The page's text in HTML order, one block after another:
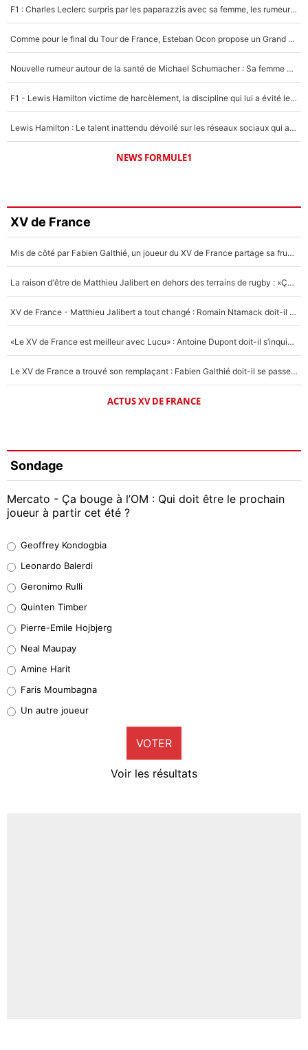
F1 : Charles Leclerc surpris par les paparazzis avec sa femme, les rumeurs étaient vraies !
Comme pour le final du Tour de France, Esteban Ocon propose un Grand Prix de Formule 1 à Paris : «Autour de l’Arc de Triomphe, ce serait génial» !
Nouvelle rumeur autour de la santé de Michael Schumacher : Sa femme Corinna sort du silence
F1 - Lewis Hamilton victime de harcèlement, la discipline qui lui a évité le pire : «J'aurais probablement mal tourné»
Lewis Hamilton : Le talent inattendu dévoilé sur les réseaux sociaux qui a impressionné Kim Kardashian pendant leurs vacances en amoureux !
NEWS FORMULE1
XV de France
Mis de côté par Fabien Galthié, un joueur du XV de France partage sa frustration : «ils ne me l’ont pas dit tout de suite»
La raison d'être de Matthieu Jalibert en dehors des terrains de rugby : «Ça m'atteint autant que si tu touches à un membre de ma famille»
XV de France - Matthieu Jalibert a tout changé : Romain Ntamack doit-il s’inquiéter pour sa place à un an de la Coupe du monde ?
«Le XV de France est meilleur avec Lucu» : Antoine Dupont doit-il s’inquiéter pour sa place ?
Le XV de France a trouvé son remplaçant : Fabien Galthié doit-il se passer d'Antoine Dupont ?
ACTUS XV DE FRANCE
Sondage
Mercato - Ça bouge à l’OM : Qui doit être le prochain
joueur à partir cet été ?
38%
32%
4%
1%
9%
Geoffrey Kondogbia
Leonardo Balerdi
Geronimo Rulli
Quinten Timber
Pierre-Emile Hojbjerg
Neal Maupay
Amine Harit
Faris Moumbagna
Un autre joueur
VOTER
Voir les résultats